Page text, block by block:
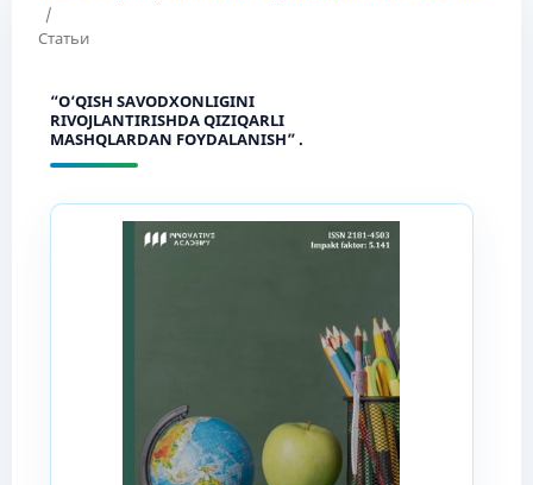
/
Статьи
“O‘QISH SAVODXONLIGINI
RIVOJLANTIRISHDA QIZIQARLI
MASHQLARDAN FOYDALANISH” .